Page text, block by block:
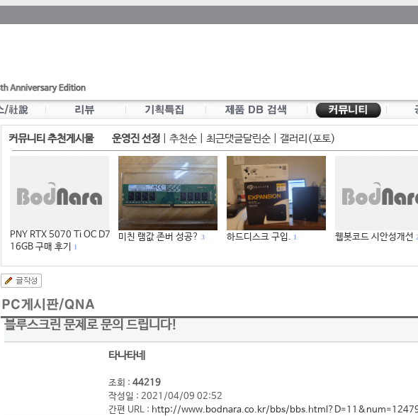
커뮤니티 추천게시물 운영진 선정 추천순| 최근댓글달린순| 갤러리(포토)
PNY RTX 5070 Ti OC D7
16GB 구매 후기
1
미친 램값 존버 성공? 3 하드디스크 구입. 1 웹봇코드 시안성개선 2
블루스크린 문제로 문의 드립니다!
타나타네
조회 : 44219
작성일 : 2021/04/09 02:52
간편 URL : http://www.bodnara.co.kr/bbs/